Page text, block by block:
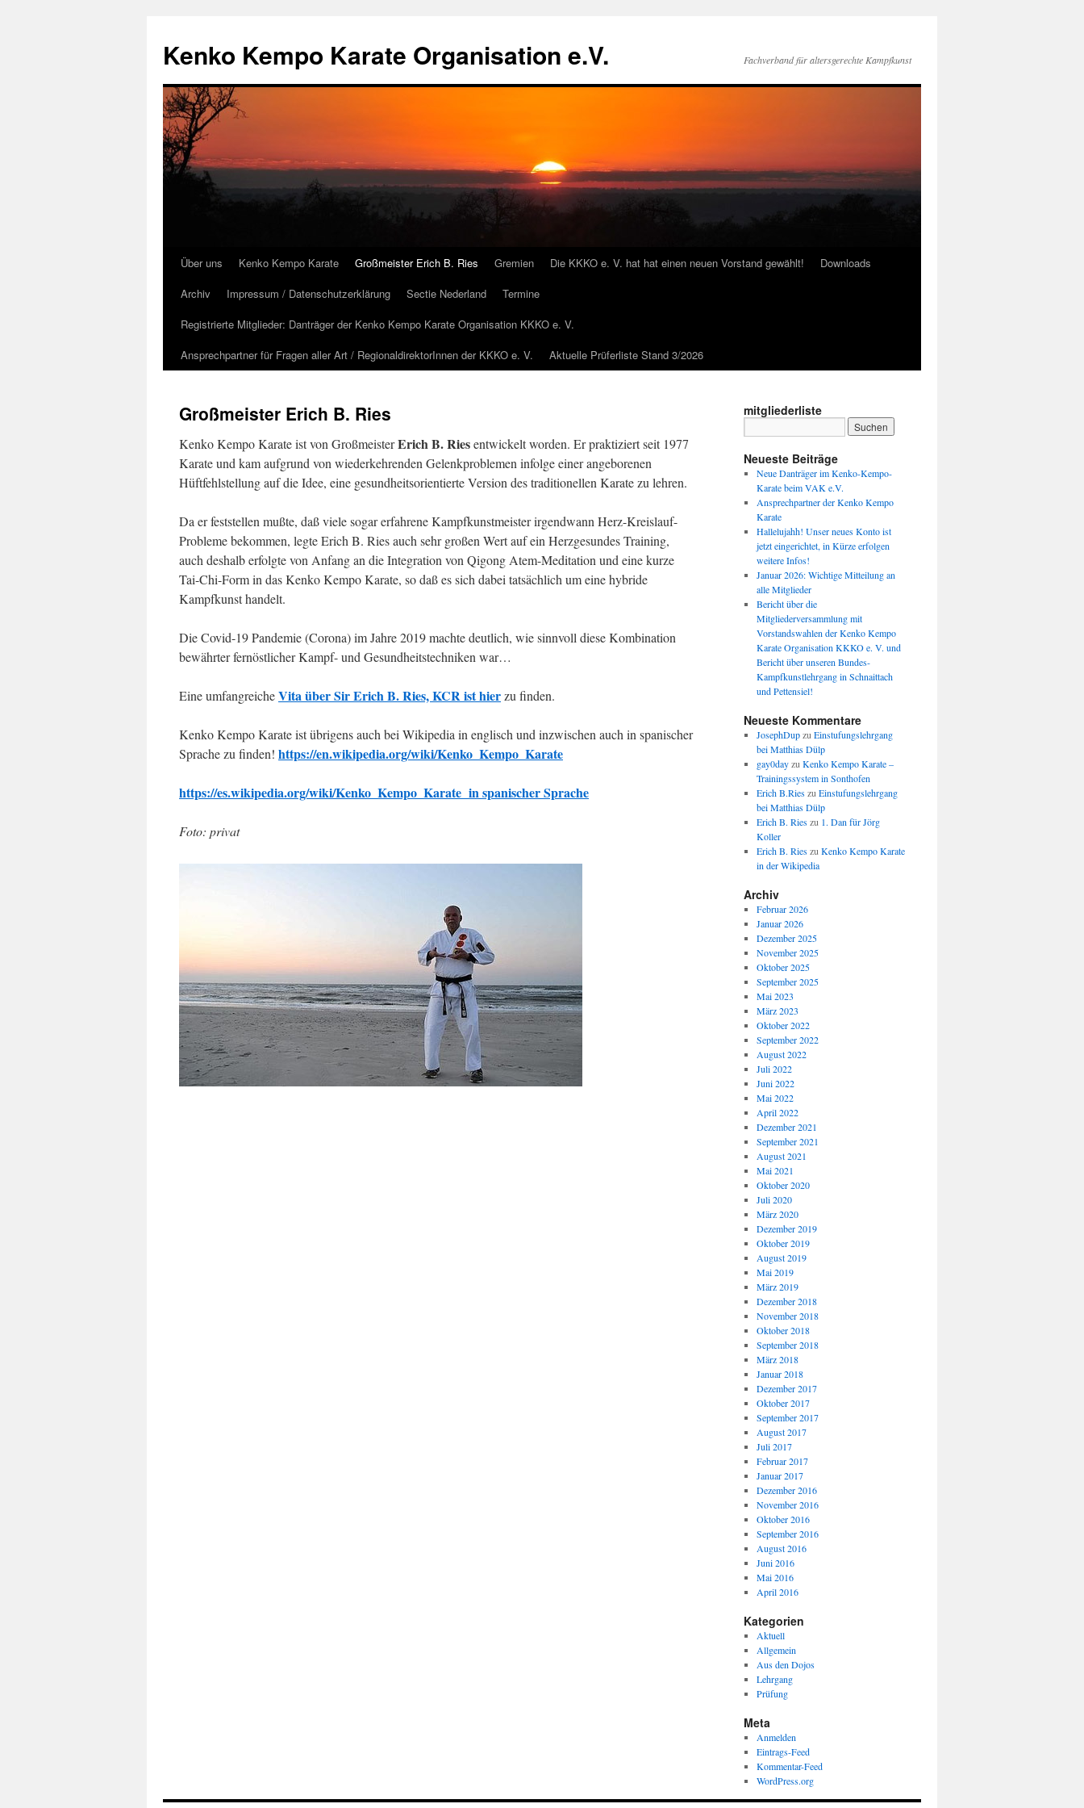
Kenko Kempo Karate Organisation e.V. Fachverband für altersgerechte Kampfkunst
Zum
Inhalt
springen
Über uns Kenko Kempo Karate Großmeister Erich B. Ries Gremien Die KKKO e. V. hat hat einen neuen Vorstand gewählt!
Downloads
Archiv
Impressum / Datenschutzerklärung Sectie Nederland
Termine
Registrierte Mitglieder: Danträger der Kenko Kempo Karate Organisation KKKO e. V.
Ansprechpartner für Fragen aller Art / RegionaldirektorInnen der KKKO e. V.
Aktuelle Prüferliste Stand 3/2026
Großmeister Erich B. Ries
Kenko Kempo Karate ist von GroßmeisterErich B. Riesentwickelt worden. Er praktiziert seit 1977
Karate und kam aufgrund von wiederkehrenden Gelenkproblemen infolge einer angeborenen
Hüftfehlstellung auf die Idee, eine gesundheitsorientierte Version des traditionellen Karate zu lehren.
Da er feststellen mußte, daß viele sogar erfahrene Kampfkunstmeister irgendwann Herz-Kreislauf-
Probleme bekommen, legte Erich B. Ries auch sehr großen Wert auf ein Herzgesundes Training,
auch deshalb erfolgte von Anfang an die Integration von Qigong Atem-Meditation und eine kurze
Tai-Chi-Form in das Kenko Kempo Karate, so daß es sich dabei tatsächlich um eine hybride
Kampfkunst handelt.
Die Covid-19 Pandemie (Corona) im Jahre 2019 machte deutlich, wie sinnvoll diese Kombination
bewährter fernöstlicher Kampf- und Gesundheitstechniken war…
Eine umfangreicheVita über Sir Erich B. Ries, KCR ist hierzu finden.
Kenko Kempo Karate ist übrigens auch bei Wikipedia in englisch und inzwischen auch in spanischer
Sprache zu finden! https://en.wikipedia.org/wiki/Kenko_Kempo_Karate
https://es.wikipedia.org/wiki/Kenko_Kempo_Karate in spanischer Sprache
Foto: privat
mitgliederliste
Neueste Beiträge
Neue Danträger im Kenko-Kempo-
Karate beim VAK e.V.
Ansprechpartner der Kenko Kempo
Karate
Hallelujahh! Unser neues Konto ist
jetzt eingerichtet, in Kürze erfolgen
weitere Infos!
Januar 2026: Wichtige Mitteilung an
alle Mitglieder
Bericht über die
Mitgliederversammlung mit
Vorstandswahlen der Kenko Kempo
Karate Organisation KKKO e. V. und
Bericht über unseren Bundes-
Kampfkunstlehrgang in Schnaittach
und Pettensiel!
Neueste Kommentare
JosephDupzu Einstufungslehrgang
bei Matthias Dülp
gay0dayzu Kenko Kempo Karate –
Trainingssystem in Sonthofen
Erich B.Rieszu Einstufungslehrgang
bei Matthias Dülp
Erich B. Rieszu 1. Dan für Jörg
Koller
Erich B. Rieszu Kenko Kempo Karate
in der Wikipedia
Archiv
Februar 2026
Januar 2026
Dezember 2025
November 2025
Oktober 2025
September 2025
Mai 2023
März 2023
Oktober 2022
September 2022
August 2022
Juli 2022
Juni 2022
Mai 2022
April 2022
Dezember 2021
September 2021
August 2021
Mai 2021
Oktober 2020
Juli 2020
März 2020
Dezember 2019
Oktober 2019
August 2019
Mai 2019
März 2019
Dezember 2018
November 2018
Oktober 2018
September 2018
März 2018
Januar 2018
Dezember 2017
Oktober 2017
September 2017
August 2017
Juli 2017
Februar 2017
Januar 2017
Dezember 2016
November 2016
Oktober 2016
September 2016
August 2016
Juni 2016
Mai 2016
April 2016
Kategorien
Aktuell
Allgemein
Aus den Dojos
Lehrgang
Prüfung
Meta
Anmelden
Eintrags-Feed
Kommentar-Feed
WordPress.org